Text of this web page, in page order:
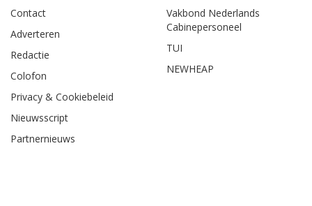
Contact
Adverteren
Redactie
Colofon
Privacy & Cookiebeleid
Nieuwsscript
Partnernieuws
Vakbond Nederlands
Cabinepersoneel
TUI
NEWHEAP